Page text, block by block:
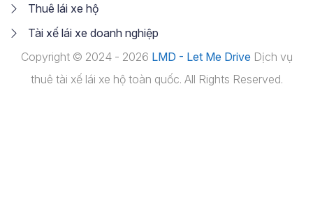
Thuê lái xe hộ
Tài xế lái xe doanh nghiệp
Copyright © 2024 - 2026 LMD - Let Me Drive Dịch vụ
thuê tài xế lái xe hộ toàn quốc. All Rights Reserved.